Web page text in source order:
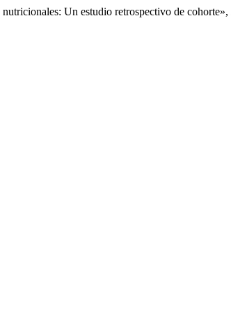
Un estudio retrospectivo de cohorte»,